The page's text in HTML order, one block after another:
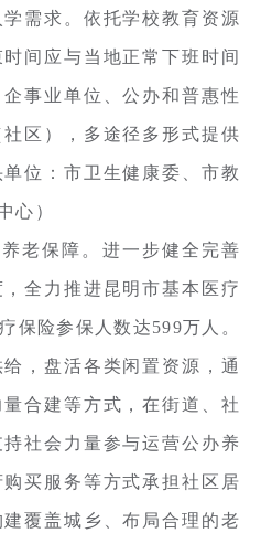
需求。依托学校教育资源
间应与当地正常下班时间
事业单位、公办和普惠性
区），多途径多形式提供
位：市卫生健康委、市教
心）
养老保障。进一步健全完善
全力推进昆明市基本医疗
保险参保人数达599万人。
，盘活各类闲置资源，通
合建等方式，在街道、社
社会力量参与运营公办养
买服务等方式承担社区居
覆盖城乡、布局合理的老